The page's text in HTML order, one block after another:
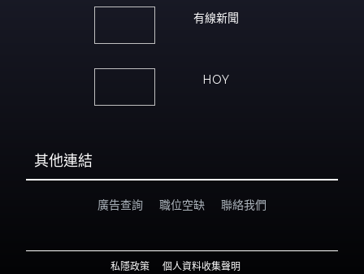
有線新聞
HOY
其他連結
廣告查詢 職位空缺 聯絡我們
私隱政策 個人資料收集聲明